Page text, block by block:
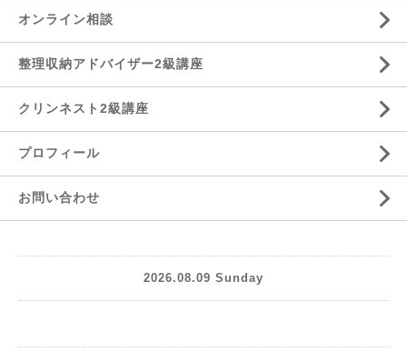
オンライン相談
整理収納アドバイザー2級講座
クリンネスト2級講座
プロフィール
お問い合わせ
2026.08.09 Sunday